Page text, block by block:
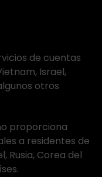
de cuentas
Israel,
otros
proporciona
a residentes de
Rusia, Corea del